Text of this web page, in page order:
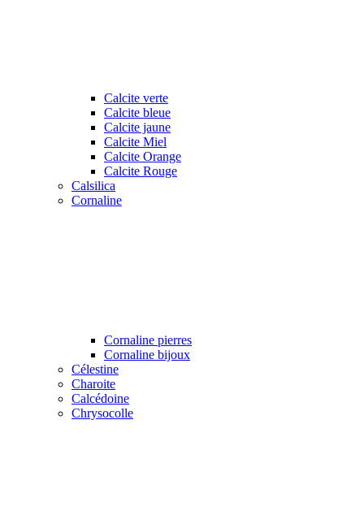
Calcite verte
Calcite bleue
Calcite jaune
Calcite Miel
Calcite Orange
Calcite Rouge
Calsilica
Cornaline
Cornaline pierres
Cornaline bijoux
Célestine
Charoite
Calcédoine
Chrysocolle